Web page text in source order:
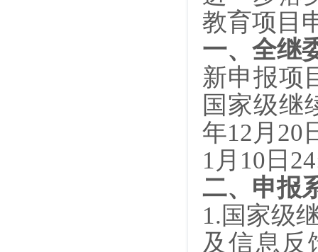
教育项目
一、全继
新申报项
国家级继
年12月20
1月10日
二、申报
1.国家级
及信息反